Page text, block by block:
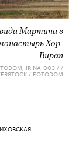
Мартина в
Хор-
Вирап
IRINA_003 / /
/ FOTODOM